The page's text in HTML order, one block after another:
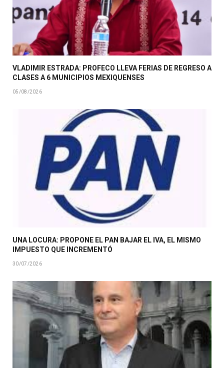
VLADIMIR ESTRADA: PROFECO LLEVA FERIAS DE REGRESO A
CLASES A 6 MUNICIPIOS MEXIQUENSES
05/08/2026
UNA LOCURA: PROPONE EL PAN BAJAR EL IVA, EL MISMO
IMPUESTO QUE INCREMENTÓ
30/07/2026